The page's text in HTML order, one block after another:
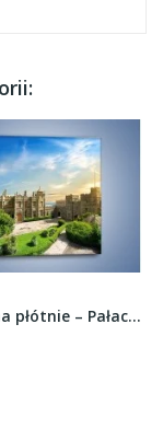
Obraz na płótnie – Pałac Woroncowa w Ałupce –...